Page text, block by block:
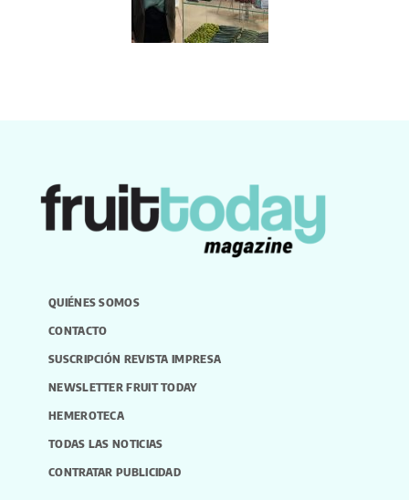
QUIÉNES SOMOS
CONTACTO
SUSCRIPCIÓN REVISTA IMPRESA
NEWSLETTER FRUIT TODAY
HEMEROTECA
TODAS LAS NOTICIAS
CONTRATAR PUBLICIDAD